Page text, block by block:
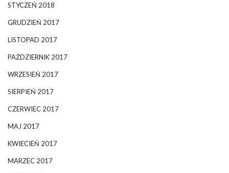
STYCZEŃ 2018
GRUDZIEŃ 2017
LISTOPAD 2017
PAŹDZIERNIK 2017
WRZESIEŃ 2017
SIERPIEŃ 2017
CZERWIEC 2017
MAJ 2017
KWIECIEŃ 2017
MARZEC 2017